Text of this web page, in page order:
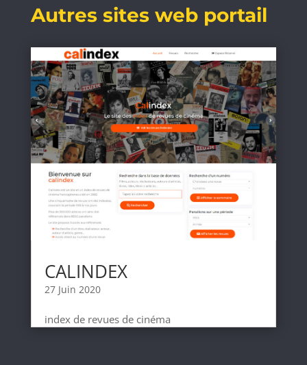
Autres sites web portail
CALINDEX
27 Juin 2020
index de revues de cinéma